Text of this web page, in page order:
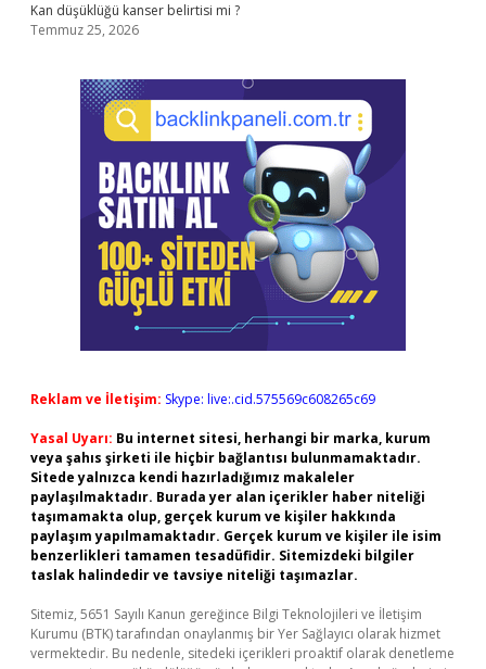
Kan düşüklüğü kanser belirtisi mi ?
Temmuz 25, 2026
Reklam ve İletişim: Skype: live:.cid.575569c608265c69
Yasal Uyarı: Bu internet sitesi, herhangi bir marka, kurum
veya şahıs şirketi ile hiçbir bağlantısı bulunmamaktadır.
Sitede yalnızca kendi hazırladığımız makaleler
paylaşılmaktadır. Burada yer alan içerikler haber niteliği
taşımamakta olup, gerçek kurum ve kişiler hakkında
paylaşım yapılmamaktadır. Gerçek kurum ve kişiler ile isim
benzerlikleri tamamen tesadüfidir. Sitemizdeki bilgiler
taslak halindedir ve tavsiye niteliği taşımazlar.
Sitemiz, 5651 Sayılı Kanun gereğince Bilgi Teknolojileri ve İletişim
Kurumu (BTK) tarafından onaylanmış bir Yer Sağlayıcı olarak hizmet
vermektedir. Bu nedenle, sitedeki içerikleri proaktif olarak denetleme